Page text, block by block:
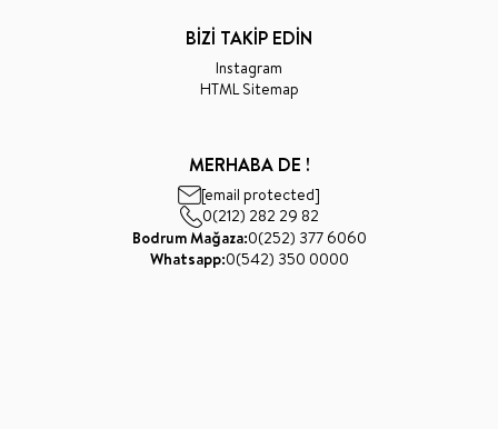
BİZİ TAKİP EDİN
Instagram
HTML Sitemap
MERHABA DE !
[email protected]
0(212) 282 29 82
Bodrum Mağaza:0(252) 377 6060
Whatsapp:0(542) 350 0000